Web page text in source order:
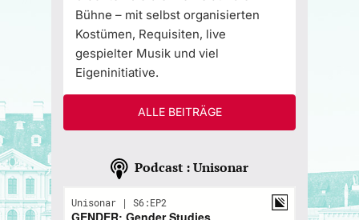
Bühne – mit selbst organisierten
Kostümen, Requisiten, live
gespielter Musik und viel
Eigeninitiative.
ALLE BEITRÄGE
Podcast : Unisonar